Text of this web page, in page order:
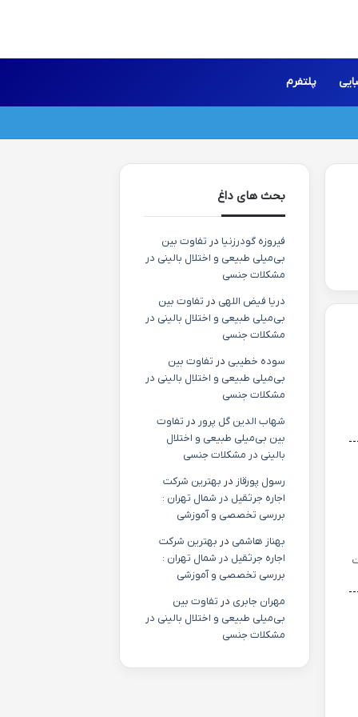
پلتفرم
بحث های داغ
فیروزه گودرزنیا در تفاوت بین
بی‌میلی طبیعی و اختلال بالینی در
مشکلات جنسی
دریا فیض اللهی در تفاوت بین
بی‌میلی طبیعی و اختلال بالینی در
مشکلات جنسی
سوده خطیبی در تفاوت بین
بی‌میلی طبیعی و اختلال بالینی در
مشکلات جنسی
شهاب الدین گل پرور در تفاوت
بین بی‌میلی طبیعی و اختلال
بالینی در مشکلات جنسی
رسول پورقاز در بهترین شرکت
اجاره جرثقیل در شمال تهران :
بررسی تخصصی و آموزشی
بهناز هاشمی در بهترین شرکت
اجاره جرثقیل در شمال تهران :
بررسی تخصصی و آموزشی
مهران جابری در تفاوت بین
بی‌میلی طبیعی و اختلال بالینی در
مشکلات جنسی